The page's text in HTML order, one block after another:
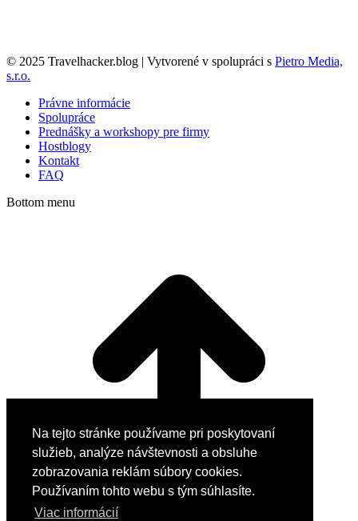
Na tejto stránke používame pri poskytovaní
služieb, analýze návštevnosti a obsluhe
zobrazovania reklám súbory cookies.
Používaním tohto webu s tým súhlasíte.
Viac informácií
© 2025 Travelhacker.blog | Vytvorené v spolupráci s Pietro Media,
s.r.o.
Právne informácie
Spolupráce
Prednášky a workshopy pre firmy
Hostblogy
Kontakt
FAQ
Bottom menu